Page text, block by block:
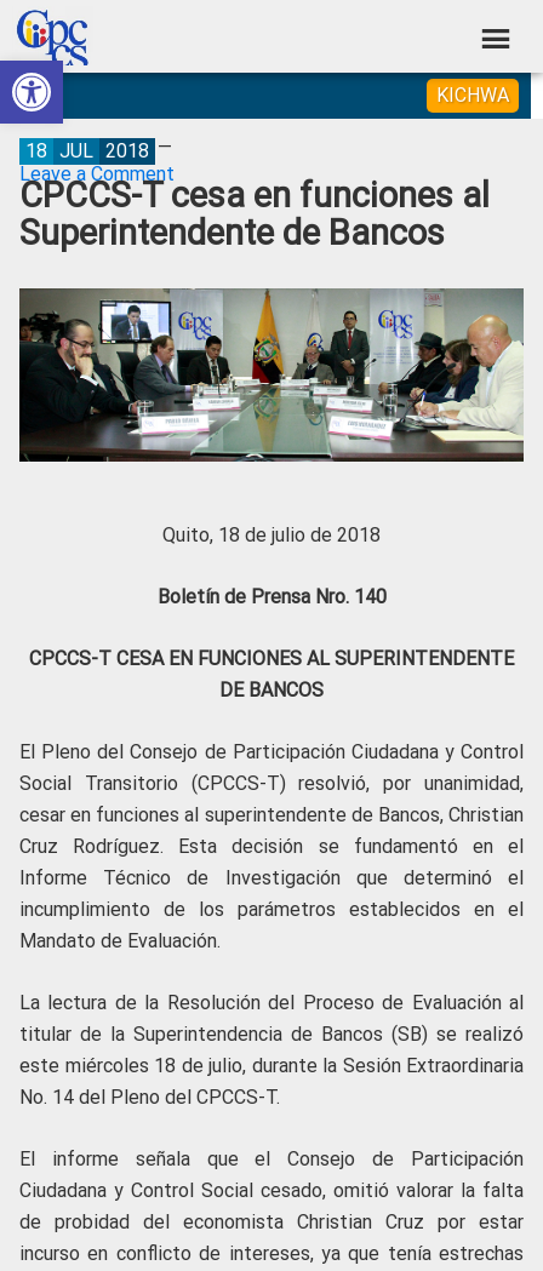
Abrir barra de herramientas
Skip
to
primary
navigation
Skip
to
main
content
Skip
to
primary
sidebar
Skip
to
footer
Consejo
de
Participación
Ciudadana
Control
Social
Construyendo
Poder
Ciudadano
KICHWA
CPCCS-T cesa en funciones al
Superintendente de Bancos
18 JUL 2018
Leave a Comment
Quito, 18 de julio de 2018
Boletín de Prensa Nro. 140
CPCCS-T CESA EN FUNCIONES AL SUPERINTENDENTE
DE BANCOS
El Pleno del Consejo de Participación Ciudadana y Control
Social Transitorio (CPCCS-T) resolvió, por unanimidad,
cesar en funciones al superintendente de Bancos, Christian
Cruz Rodríguez. Esta decisión se fundamentó en el
Informe Técnico de Investigación que determinó el
incumplimiento de los parámetros establecidos en el
Mandato de Evaluación.
La lectura de la Resolución del Proceso de Evaluación al
titular de la Superintendencia de Bancos (SB) se realizó
este miércoles 18 de julio, durante la Sesión Extraordinaria
No. 14 del Pleno del CPCCS-T.
El informe señala que el Consejo de Participación
Ciudadana y Control Social cesado, omitió valorar la falta
de probidad del economista Christian Cruz por estar
incurso en conflicto de intereses, ya que tenía estrechas